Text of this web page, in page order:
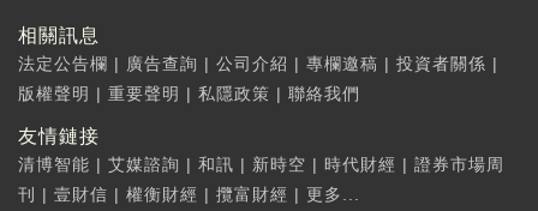
相關訊息
法定公告欄 | 廣告查詢 | 公司介紹 | 專欄邀稿 | 投資者關係 |
版權聲明 | 重要聲明 | 私隱政策 | 聯絡我們
友情鏈接
清博智能 | 艾媒諮詢 | 和訊 | 新時空 | 時代財經 | 證券市場周
刊
| 壹財信 | 權衡財經 | 攬富財經 | 更多...